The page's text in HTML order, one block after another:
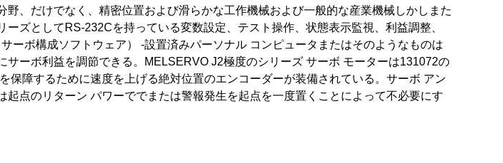
、だけでなく、精密位置および滑らかな工作機械および一般的な産業機械しかしまた
ズとしてRS-232Cを持っている変数設定、テスト操作、状態表示監視、利益調整、
ーボ構成ソフトウェア） -設置済みパーソナル コンピュータまたはそのようなものは
ーボ利益を調節できる。MELSERVO J2極度のシリーズ サーボ モーターは131072の
障するために速度を上げる絶対位置のエンコーダーが装備されている。サーボ アン
点のリターン パワーででまたは警報発生を起点を一度置くことによって不必要にす